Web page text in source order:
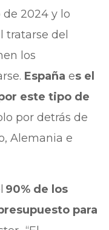
2024 y lo
tratarse del
los
Españaes el
este tipo de
por detrás de
Alemania e
90% de los
para